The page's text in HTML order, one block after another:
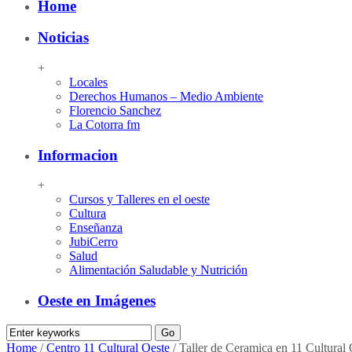
Home
Noticias
+
Locales
Derechos Humanos – Medio Ambiente
Florencio Sanchez
La Cotorra fm
Informacion
+
Cursos y Talleres en el oeste
Cultura
Enseñanza
JubiCerro
Salud
Alimentación Saludable y Nutrición
Oeste en Imágenes
Home /Centro 11 Cultural Oeste /Taller de Ceramica en 11 Cultural